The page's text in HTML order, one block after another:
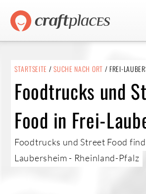
STARTSEITE /SUCHE NACH ORT / FREI-
Foodtrucks und
Food in Frei-
Foodtrucks und Street Food
Laubersheim - Rheinland-Pfalz